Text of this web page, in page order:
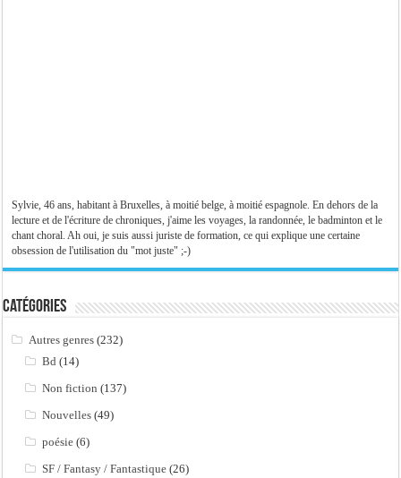
Sylvie, 46 ans, habitant à Bruxelles, à moitié belge, à moitié espagnole. En dehors de la
lecture et de l'écriture de chroniques, j'aime les voyages, la randonnée, le badminton et le
chant choral. Ah oui, je suis aussi juriste de formation, ce qui explique une certaine
obsession de l'utilisation du "mot juste" ;-)
Catégories
Autres genres (232)
Bd (14)
Non fiction (137)
Nouvelles (49)
poésie (6)
SF / Fantasy / Fantastique (26)